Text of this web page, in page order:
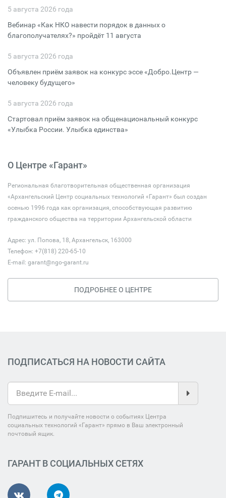
5 августа 2026 года
Вебинар «Как НКО навести порядок в данных о
благополучателях?» пройдёт 11 августа
5 августа 2026 года
Объявлен приём заявок на конкурс эссе «Добро.Центр —
человеку будущего»
5 августа 2026 года
Стартовал приём заявок на общенациональный конкурс
«Улыбка России. Улыбка единства»
О Центре «Гарант»
Региональная благотворительная общественная организация
«Архангельский Центр социальных технологий «Гарант» был создан
осенью 1996 года как организация, способствующая развитию
гражданского общества на территории Архангельской области
Адрес: ул. Попова, 18, Архангельск, 163000
Телефон: +7(818) 220-65-10
E-mail: garant@ngo-garant.ru
ПОДРОБНЕЕ О ЦЕНТРЕ
ПОДПИСАТЬСЯ НА НОВОСТИ САЙТА
Подпишитесь и получайте новости о событиях Центра
социальных технологий «Гарант» прямо в Ваш электронный
почтовый ящик.
ГАРАНТ В СОЦИАЛЬНЫХ СЕТЯХ